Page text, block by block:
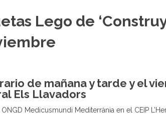
Lego de
de mañana y tarde y el
Els Llavadors
Medicusmundi Mediterrània en el CEIP